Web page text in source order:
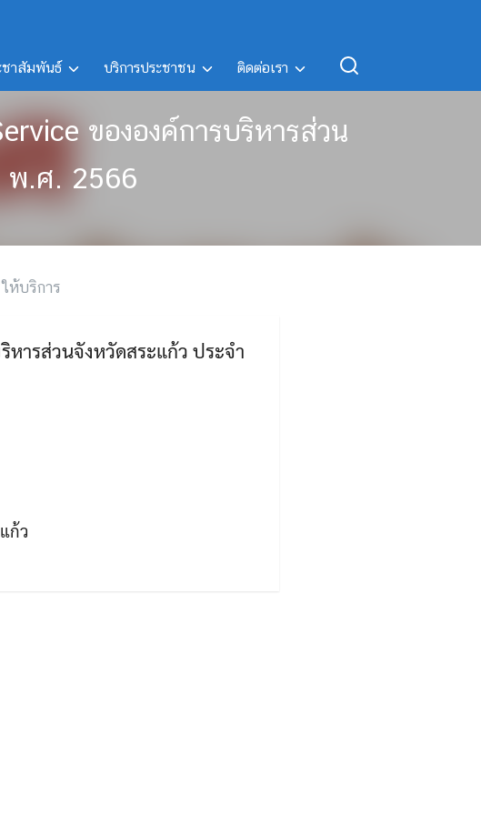
ชาสัมพันธ์ บริการประชาชน ติดต่อเรา
ขององค์การบริหารส่วน
พ.ศ. 2566
ห้บริการ
หารส่วนจังหวัดสระแก้ว ประจำ
ก้ว